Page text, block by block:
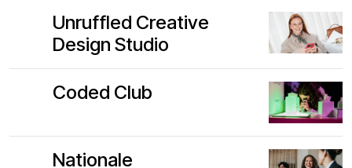
Unruffled Creative
Design Studio
Coded Club
Nationale